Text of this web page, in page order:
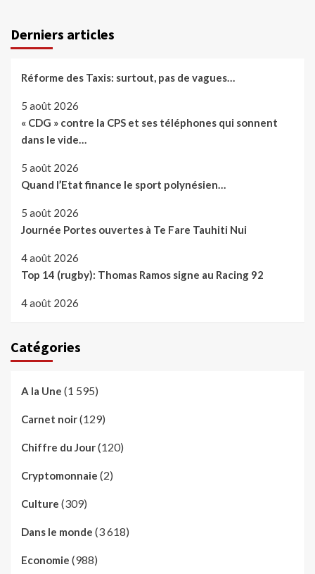
Derniers articles
Réforme des Taxis: surtout, pas de vagues…
5 août 2026
« CDG » contre la CPS et ses téléphones qui sonnent
dans le vide…
5 août 2026
Quand l’Etat finance le sport polynésien…
5 août 2026
Journée Portes ouvertes à Te Fare Tauhiti Nui
4 août 2026
Top 14 (rugby): Thomas Ramos signe au Racing 92
4 août 2026
Catégories
A la Une (1 595)
Carnet noir(129)
Chiffre du Jour(120)
Cryptomonnaie (2)
Culture (309)
Dans le monde (3 618)
Economie (988)